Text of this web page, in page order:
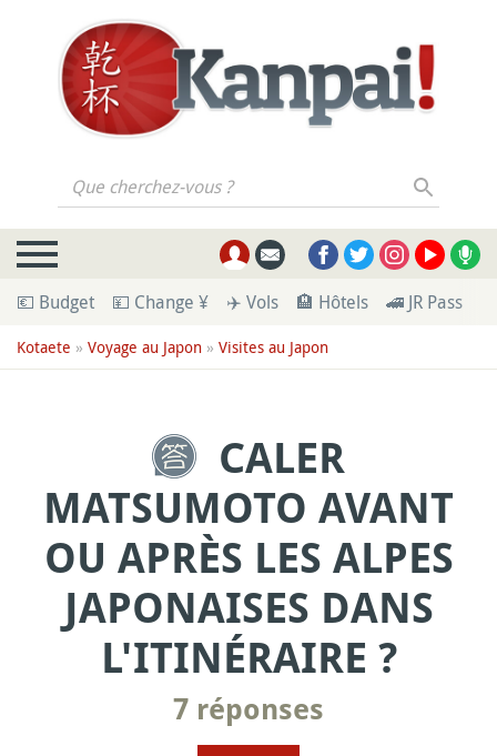
Que cherchez-vous ?
💶 Budget 💴 Change ¥ ✈️ Vols 🏨 Hôtels 🚄 JR Pass
Kotaete » Voyage au Japon » Visites au Japon
CALER
MATSUMOTO AVANT
OU APRÈS LES ALPES
JAPONAISES DANS
L'ITINÉRAIRE ?
7 réponses